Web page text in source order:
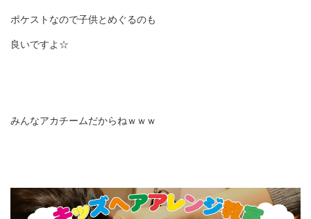
ポケストなので子供とめぐるのも
良いですよ☆
みんなアカチームだからねｗｗｗ